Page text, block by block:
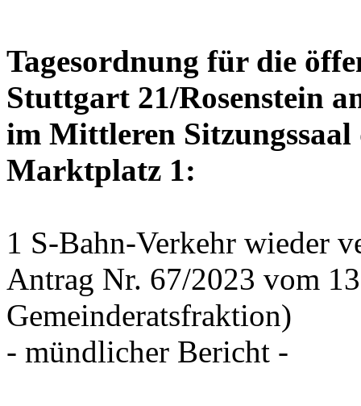
Tagesordnung für die
Stuttgart 21/Rosenstein
im Mittleren Sitzungssaal
Marktplatz 1:
1 S-Bahn-Verkehr wieder
Antrag Nr. 67/2023 vom
Gemeinderatsfraktion)
- mündlicher Bericht -